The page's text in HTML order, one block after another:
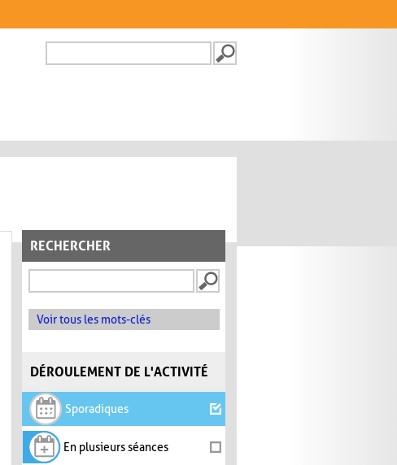
FORMULAIRE DE
RECHERCHER
Voir tous les mots-clés
DÉROULEMENT DE L'ACTIVITÉ
Sporadiques
En plusieurs séances